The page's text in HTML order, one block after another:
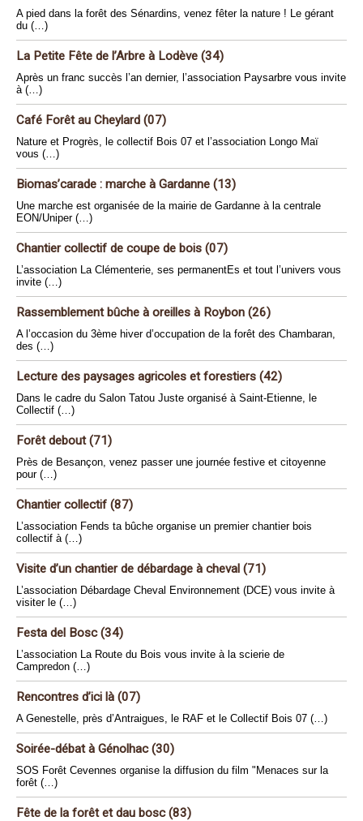
A pied dans la forêt des Sénardins, venez fêter la nature ! Le gérant
du (…)
La Petite Fête de l’Arbre à Lodève (34)
Après un franc succès l’an dernier, l’association Paysarbre vous invite
à (…)
Café Forêt au Cheylard (07)
Nature et Progrès, le collectif Bois 07 et l’association Longo Maï
vous (…)
Biomas’carade : marche à Gardanne (13)
Une marche est organisée de la mairie de Gardanne à la centrale
EON/Uniper (…)
Chantier collectif de coupe de bois (07)
L’association La Clémenterie, ses permanentEs et tout l’univers vous
invite (…)
Rassemblement bûche à oreilles à Roybon (26)
A l’occasion du 3ème hiver d’occupation de la forêt des Chambaran,
des (…)
Lecture des paysages agricoles et forestiers (42)
Dans le cadre du Salon Tatou Juste organisé à Saint-Etienne, le
Collectif (…)
Forêt debout (71)
Près de Besançon, venez passer une journée festive et citoyenne
pour (…)
Chantier collectif (87)
L’association Fends ta bûche organise un premier chantier bois
collectif à (…)
Visite d’un chantier de débardage à cheval (71)
L’association Débardage Cheval Environnement (DCE) vous invite à
visiter le (…)
Festa del Bosc (34)
L’association La Route du Bois vous invite à la scierie de
Campredon (…)
Rencontres d’ici là (07)
A Genestelle, près d’Antraigues, le RAF et le Collectif Bois 07 (…)
Soirée-débat à Génolhac (30)
SOS Forêt Cevennes organise la diffusion du film "Menaces sur la
forêt (…)
Fête de la forêt et dau bosc (83)